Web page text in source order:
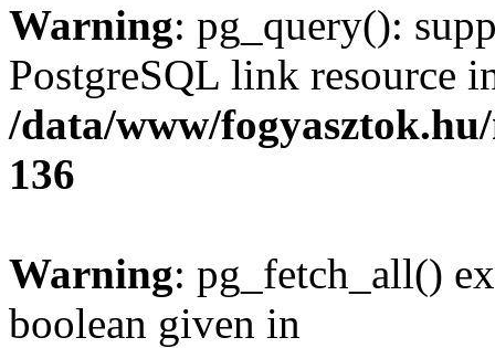
Warning: pg_query():
PostgreSQL link resource
/data/www/
136
Warning: pg_fetch_all()
boolean given in